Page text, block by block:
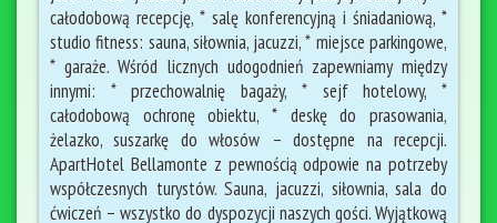
całodobową recepcję, * salę konferencyjną i śniadaniową, *
studio fitness: sauna, siłownia, jacuzzi, * miejsce parkingowe,
* garaże. Wśród licznych udogodnień zapewniamy między
innymi: * przechowalnię bagaży, * sejf hotelowy, *
całodobową ochronę obiektu, * deskę do prasowania,
żelazko, suszarkę do włosów – dostępne na recepcji.
ApartHotel Bellamonte z pewnością odpowie na potrzeby
współczesnych turystów. Sauna, jacuzzi, siłownia, sala do
ćwiczeń – wszystko do dyspozycji naszych gości. Wyjątkową